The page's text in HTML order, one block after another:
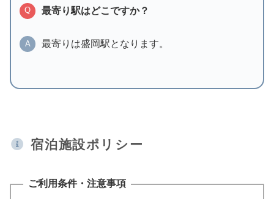
Q 最寄り駅はどこですか？
A 最寄りは盛岡駅となります。
宿泊施設ポリシー
ご利用条件・注意事項